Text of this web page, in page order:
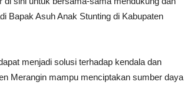
Bapak Asuh Anak Stunting di Kabupaten
menjadi solusi terhadap kendala dan
Merangin mampu menciptakan sumber daya